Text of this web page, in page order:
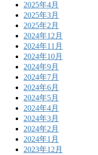
2025年4月
2025年3月
2025年2月
2024年12月
2024年11月
2024年10月
2024年9月
2024年7月
2024年6月
2024年5月
2024年4月
2024年3月
2024年2月
2024年1月
2023年12月